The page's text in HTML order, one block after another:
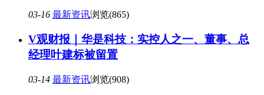
03-16 最新资讯浏览(865)
V观财报｜华是科技：实控人之一、董事、总
经理叶建标被留置
03-14 最新资讯浏览(908)